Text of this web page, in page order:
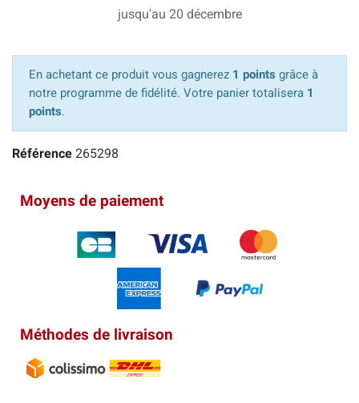
jusqu'au 20 décembre
En achetant ce produit vous gagnerez 1 points grâce à
notre programme de fidélité. Votre panier totalisera 1
points.
Référence 265298
Moyens de paiement
Méthodes de livraison